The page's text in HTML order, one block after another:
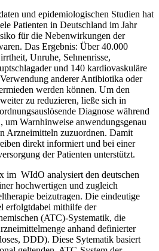
und epidemiologischen Studien hat
Patienten in Deutschland im Jahr
für die Nebenwirkungen der
Das Ergebnis: Über 40.000
Unruhe, Sehnenrisse,
und 140 kardiovaskuläre
anderer Antibiotika oder
werden können. Um den
zu reduzieren, ließe sich in
Diagnose während
um Warnhinweise anwendungsgenau
Arzneimitteln zuzuordnen. Damit
direkt informiert und bei einer
der Patienten unterstützt.
WIdO analysiert den deutschen
hochwertigen und zugleich
beizutragen. Die eindeutige
erfolgtdabei mithilfe der
(ATC)-Systematik, die
anhand definierter
DDD). Diese Sytematik basiert